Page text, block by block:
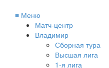
≡ Меню
Матч-центр
Владимир
Сборная тура
Высшая лига
1-я лига